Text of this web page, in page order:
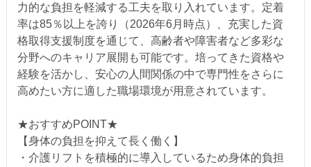
力的な負担を軽減する工夫を取り入れています。定着
率は85％以上を誇り（2026年6月時点）、充実した資
格取得支援制度を通じて、高齢者や障害者など多彩な
分野へのキャリア展開も可能です。培ってきた資格や
経験を活かし、安心の人間関係の中で専門性をさらに
高めたい方に適した職場環境が用意されています。
★おすすめPOINT★
【身体の負担を抑えて長く働く】
・介護リフトを積極的に導入しているため身体的負担